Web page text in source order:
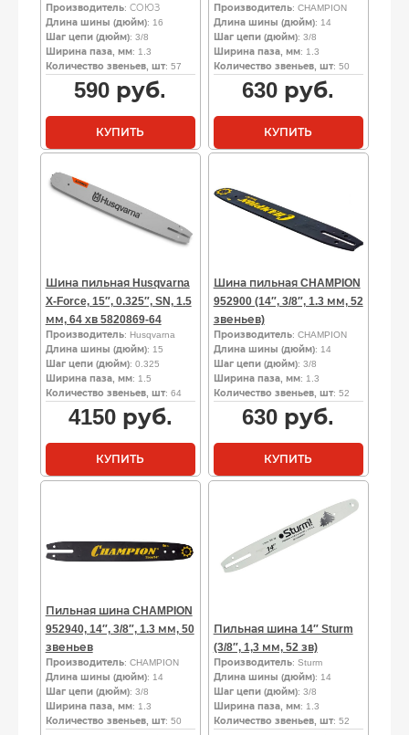
Производитель: СОЮЗ
Длина шины (дюйм): 16
Шаг цепи (дюйм): 3/8
Ширина паза, мм: 1.3
Количество звеньев, шт: 57
590 руб.
КУПИТЬ
Производитель: CHAMPION
Длина шины (дюйм): 14
Шаг цепи (дюйм): 3/8
Ширина паза, мм: 1.3
Количество звеньев, шт: 50
630 руб.
КУПИТЬ
Шина пильная Husqvarna
X-Force, 15″, 0.325″, SN, 1.5
мм, 64 хв 5820869-64
Производитель: Husqvarna
Длина шины (дюйм): 15
Шаг цепи (дюйм): 0.325
Ширина паза, мм: 1.5
Количество звеньев, шт: 64
4150руб.
КУПИТЬ
Шина пильная CHAMPION
952900 (14″, 3/8″, 1.3 мм, 52
звеньев)
Производитель: CHAMPION
Длина шины (дюйм): 14
Шаг цепи (дюйм): 3/8
Ширина паза, мм: 1.3
Количество звеньев, шт: 52
630 руб.
КУПИТЬ
Пильная шина CHAMPION
952940, 14″, 3/8″, 1.3 мм, 50
звеньев
Производитель: CHAMPION
Длина шины (дюйм): 14
Шаг цепи (дюйм): 3/8
Ширина паза, мм: 1.3
Количество звеньев, шт: 50
Пильная шина 14″ Sturm
(3/8″, 1,3 мм, 52 зв)
Производитель: Sturm
Длина шины (дюйм): 14
Шаг цепи (дюйм): 3/8
Ширина паза, мм: 1.3
Количество звеньев, шт: 52